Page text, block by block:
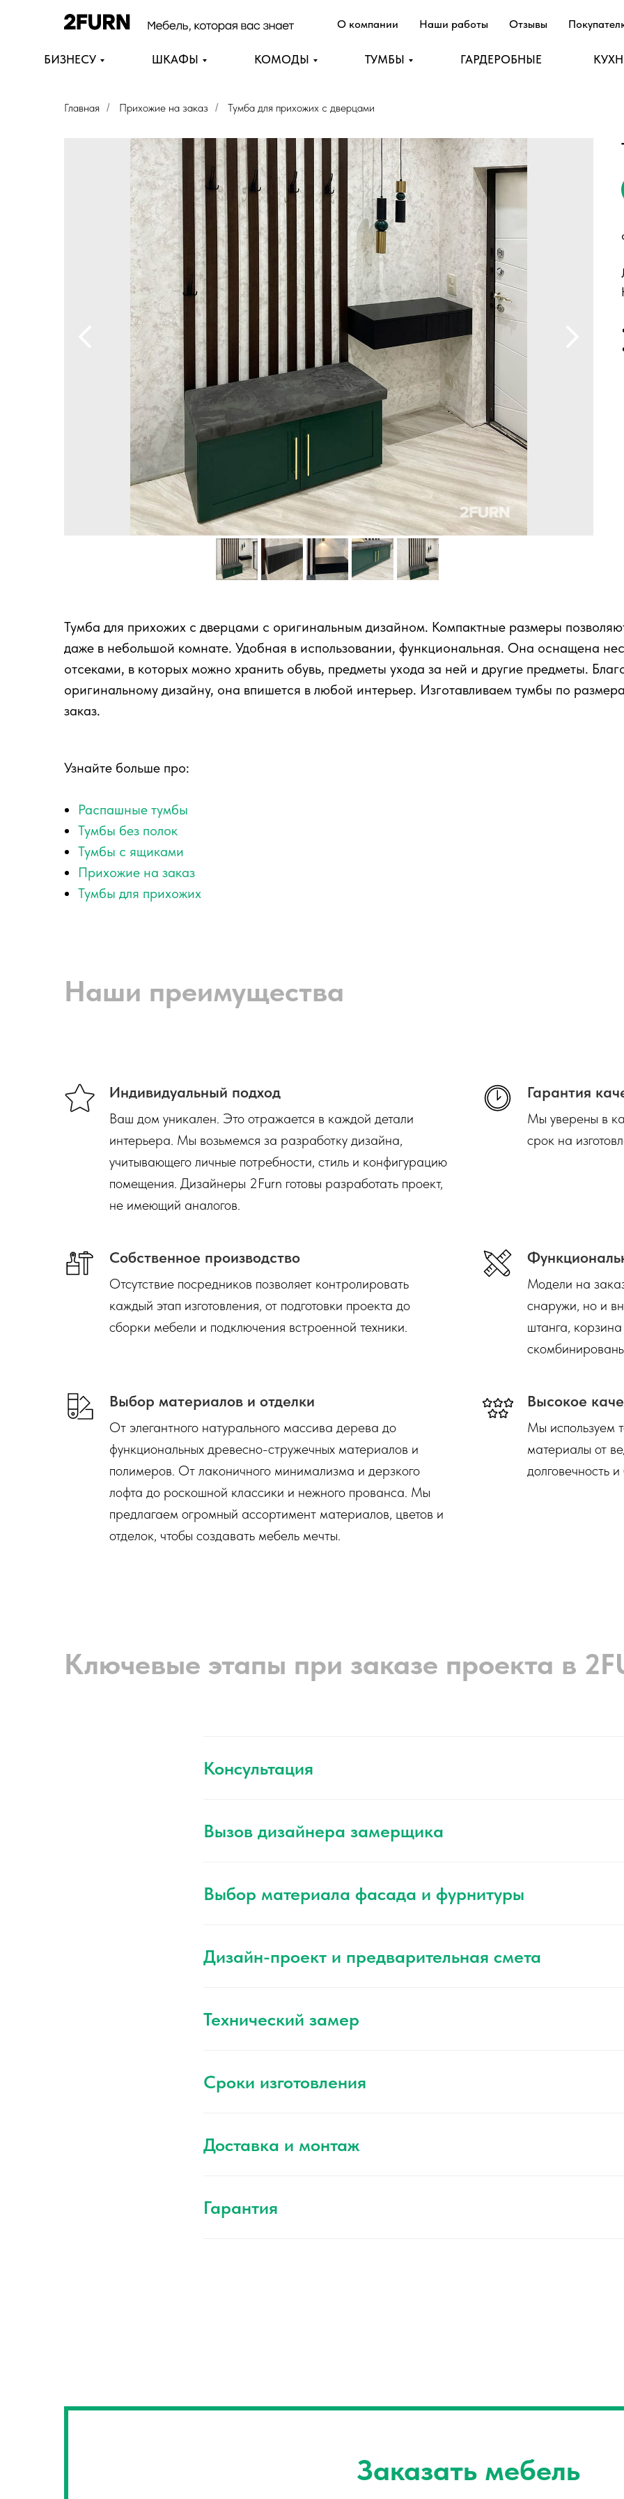
О компании Наши работы Отзывы
БИЗНЕСУ ШКАФЫ КОМОДЫ ТУМБЫ ГАРДЕРОБНЫЕ
Главная / Прихожие на заказ / Тумба для прихожих с дверцами
Тумба для прихожих с дверцами с оригинальным дизайном. Компактные размеры
даже в небольшой комнате. Удобная в использовании, функциональная. Она оснащена
отсеками, в которых можно хранить обувь, предметы ухода за ней и другие предметы.
оригинальному дизайну, она впишется в любой интерьер. Изготавливаем тумбы по
заказ.
Узнайте больше про:
Распашные тумбы
Тумбы без полок
Тумбы с ящиками
Прихожие на заказ
Тумбы для прихожих
Наши преимущества
Индивидуальный подход
Ваш дом уникален. Это отражается в каждой детали
интерьера. Мы возьмемся за разработку дизайна,
учитывающего личные потребности, стиль и конфигурацию
помещения. Дизайнеры 2Furn готовы разработать проект,
не имеющий аналогов.
Гарантия
Мы уверены в
срок на
Собственное производство
Отсутствие посредников позволяет контролировать
каждый этап изготовления, от подготовки проекта до
сборки мебели и подключения встроенной техники.
Модели на
снаружи, но и
штанга,
Выбор материалов и отделки
От элегантного натурального массива дерева до
функциональных древесно-стружечных материалов и
полимеров. От лаконичного минимализма и дерзкого
лофта до роскошной классики и нежного прованса. Мы
предлагаем огромный ассортимент материалов, цветов и
отделок, чтобы создавать мебель мечты.
Высокое
Мы используем
материалы от
долговечность
Ключевые этапы при заказе проекта в
Консультация
Вызов дизайнера замерщика
Выбор материала фасада и фурнитуры
Дизайн-проект и предварительная смета
Технический замер
Сроки изготовления
Доставка и монтаж
Гарантия
Заказать мебель